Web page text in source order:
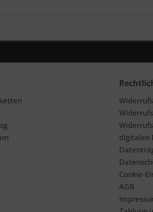
digitalen
Cookie-
AGB